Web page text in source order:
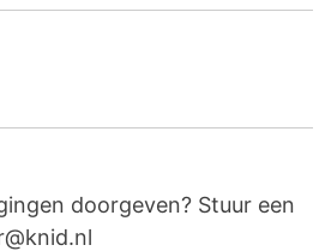
doorgeven? Stuur een